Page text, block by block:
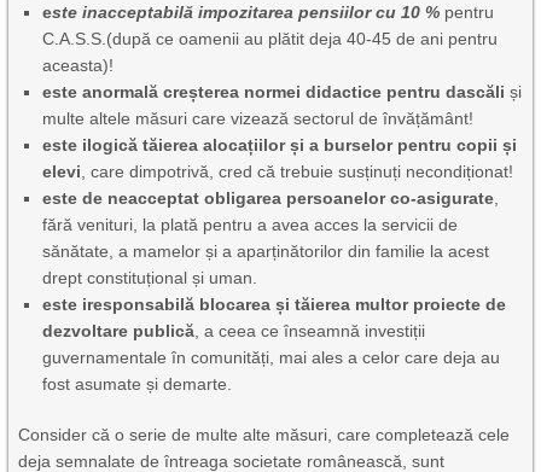
este inacceptabilă impozitarea pensiilor cu 10 % pentru
C.A.S.S.(după ce oamenii au plătit deja 40-45 de ani pentru
aceasta)!
este anormală creșterea normei didactice pentru dascăli și
multe altele măsuri care vizează sectorul de învățământ!
este ilogică tăierea alocațiilor și a burselor pentru copii și
elevi , care dimpotrivă, cred că trebuie susținuți necondiționat!
este de neacceptat obligarea persoanelor co-asigurate
fără venituri, la plată pentru a avea acces la servicii de
sănătate, a mamelor și a aparținătorilor din familie la acest
drept constituțional și uman.
este iresponsabilă blocarea și tăierea multor proiecte de
dezvoltare publică , a ceea ce înseamnă investiții
guvernamentale în comunități, mai ales a celor care deja au
fost asumate și demarte.
Consider că o serie de multe alte măsuri, care completează cele
deja semnalate de întreaga societate românească, sunt